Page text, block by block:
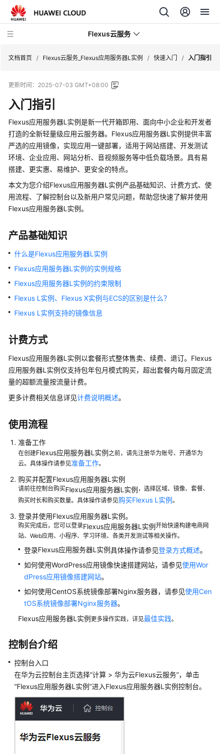
Flexus云服务
新
动
态
产
品
介
绍
速
门
指
引
使
用
WordPress
应
用
像
建
站
使
用
CentOS
系
镜
署
Nginx
服
器
用
指
南
最
佳
实
践
参
文档首页 / Flexus云服务_Flexus应用服务器L实例 / 快速入门 / 入门指引
更新时间： 2025-07-03 GMT+08:00
入门指引
Flexus应用服务器L实例是新一代开箱即用、面向中小企业和开发者
打造的全新轻量级应用云服务器。 Flexus应用服务器L实例提供丰富
严选的应用镜像，实现应用一键部署，适用于网站搭建、开发测试
环境、企业应用、网站分析、音视频服务等中低负载场景。具有易
搭建、更实惠、易维护、更安全的特点。
本文为您介绍Flexus应用服务器L实例产品基础知识、计费方式、使
用流程、了解控制台以及新用户常见问题，帮助您快速了解并使用
Flexus应用服务器L实例。
产品基础知识
什么是Flexus应用服务器L实例
Flexus应用服务器L实例的实例规格
Flexus应用服务器L实例的约束限制
Flexus L实例、Flexus X实例与ECS的区别是什么？
Flexus L实例支持的镜像信息
计费方式
Flexus应用服务器L实例以套餐形式整体售卖、续费、退订。 Flexus
应用服务器L实例仅支持包年包月模式购买，超出套餐内每月固定流
量的超额流量按流量计费。
更多计费相关信息详见计费说明概述。
使用流程
准备工作
在创建Flexus应用服务器L实例之前，请先注册华为账号、开通华为
云。具体操作请参见准备工作。
购买并配置Flexus应用服务器L实例
请前往控制台购买Flexus应用服务器L实例 ，选择区域、镜像、套餐、
购买时长和购买数量。具体操作请参见购买Flexus L实例。
登录并使用Flexus应用服务器L实例。
购买完成后，您可以登录Flexus应用服务器L实例开始快速构建电商网
站、Web应用、小程序、学习环境、各类开发测试等相关操作。
登录Flexus应用服务器L实例具体操作请参见登录方式概述。
如何使用WordPress应用镜像快速搭建网站，请参见使用Wor
dPress应用镜像搭建网站。
如何使用CentOS系统镜像部署Nginx服务器，请参见使用Cen
tOS系统镜像部署Nginx服务器。
Flexus应用服务器L实例更多操作实践，详见最佳实践。
控制台介绍
控制台入口
在华为云控制台主页选择“计算 > 华为云Flexus云服务”，单击
“Flexus应用服务器L实例”进入Flexus应用服务器L实例控制台。